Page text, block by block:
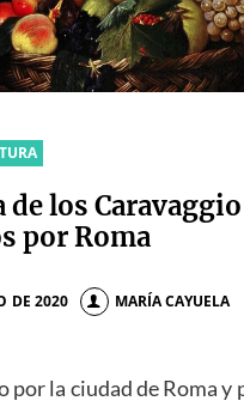
de los Caravaggio
por Roma
DE 2020
MARÍA CAYUELA
por la ciudad de Roma y